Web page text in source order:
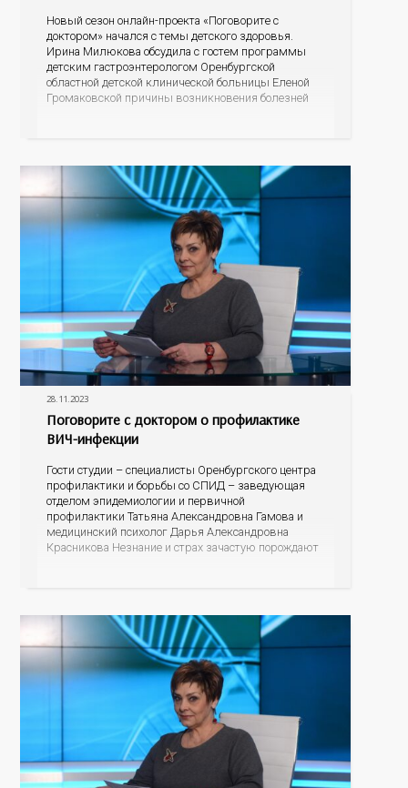
Новый сезон онлайн-проекта «Поговорите с
доктором» начался с темы детского здоровья.
Ирина Милюкова обсудила с гостем программы
детским гастроэнтерологом Оренбургской
областной детской клинической больницы Еленой
Громаковской причины возникновения болезней
28.11.2023
Поговорите с доктором о профилактике
ВИЧ-инфекции
Гости студии – специалисты Оренбургского центра
профилактики и борьбы со СПИД – заведующая
отделом эпидемиологии и первичной
профилактики Татьяна Александровна Гамова и
медицинский психолог Дарья Александровна
Красникова Незнание и страх зачастую порождают